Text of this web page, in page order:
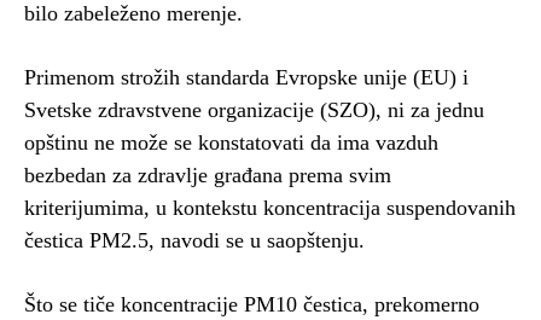
bilo zabeleženo merenje.
Primenom strožih standarda Evropske unije (EU) i
Svetske zdravstvene organizacije (SZO), ni za jednu
opštinu ne može se konstatovati da ima vazduh
bezbedan za zdravlje građana prema svim
kriterijumima, u kontekstu koncentracija suspendovanih
čestica PM2.5, navodi se u saopštenju.
Što se tiče koncentracije PM10 čestica, prekomerno